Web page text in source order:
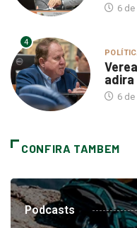
6
4
adira
6
CONFIRA TAMBEM
Podcasts